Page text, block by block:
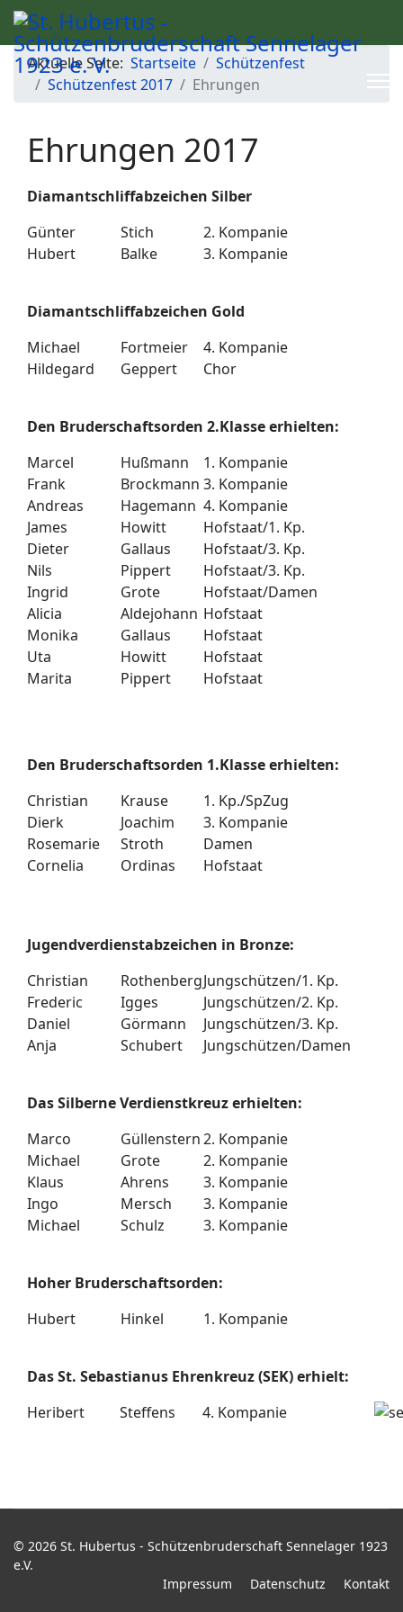
Aktuelle Seite: Startseite
Schützenfest
Schützenfest 2017
Ehrungen
Ehrungen 2017
Diamantschliffabzeichen Silber
Günter
Stich
2. Kompanie
Hubert
Balke 3. Kompanie
Diamantschliffabzeichen Gold
Michael
Fortmeier
4. Kompanie
Hildegard
Geppert Chor
Den Bruderschaftsorden 2.Klasse erhielten:
Marcel
Hußmann
1. Kompanie
Frank
Brockmann 3. Kompanie
Andreas
Hagemann 4. Kompanie
James
Howitt
Hofstaat/1. Kp.
Dieter
Gallaus
Hofstaat/3. Kp.
Nils
Pippert
Hofstaat/3. Kp.
Ingrid
Grote
Hofstaat/Damen
Alicia
Aldejohann Hofstaat
Monika
Gallaus
Hofstaat
Uta
Howitt
Hofstaat
Marita
Pippert Hofstaat
Den Bruderschaftsorden 1.Klasse erhielten:
Christian
Krause
1. Kp./SpZug
Dierk
Joachim
3. Kompanie
Rosemarie
Stroth
Damen
Cornelia
Ordinas Hofstaat
Jugendverdienstabzeichen in Bronze:
Christian
RothenbergJungschützen/1. Kp.
Frederic
Igges
Jungschützen/2. Kp.
Daniel
Görmann
Jungschützen/3. Kp.
Anja
Schubert Jungschützen/Damen
Das Silberne Verdienstkreuz erhielten:
Marco
Güllenstern2. Kompanie
Michael
Grote
2. Kompanie
Klaus
Ahrens
3. Kompanie
Ingo
Mersch
3. Kompanie
Michael
Schulz 3. Kompanie
Hoher Bruderschaftsorden:
Hubert
Hinkel 1. Kompanie
Das St. Sebastianus Ehrenkreuz (SEK) erhielt:
Heribert
Steffens 4. Kompanie
© 2026 St. Hubertus - Schützenbruderschaft Sennelager 1923
e.V.
Impressum
Datenschutz Kontakt